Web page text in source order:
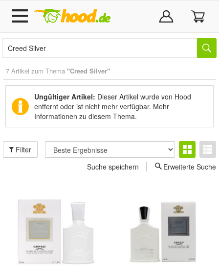
7 Artikel zum Thema "Creed Silver"
Ungültiger Artikel: Dieser Artikel wurde von Hood
entfernt oder ist nicht mehr verfügbar. Mehr
Informationen zu diesem Thema.
Filter
Suche speichern
Erweiterte Suche